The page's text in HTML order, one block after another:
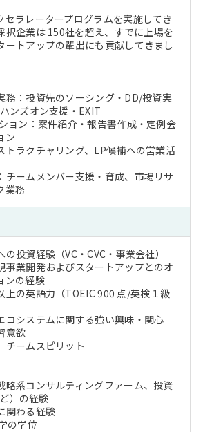
セラレータープログラムを実施してき
択企業は 150社を超え、すでに上場を
ートアップの輩出にも貢献してきまし
：投資先のソーシング・DD/投資実
ンズオン支援・EXIT
ョン：案件紹介・報告書作成・定例会
ン
ラクチャリング、LP候補への営業活
ームメンバー支援・育成、市場リサ
業務
投資経験（VC・CVC・事業会社）
業開発およびスタートアップとのオ
ンの経験
の英語力（TOEIC 900 点/英検１級
システムに関する強い興味・関心
意欲
ームスピリット
系コンサルティングファーム、投資
）の経験
関わる経験
の学位